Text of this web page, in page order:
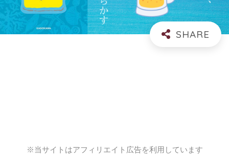
※当サイトはアフィリエイト広告を利用しています